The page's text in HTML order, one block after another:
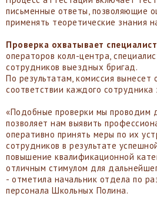
письменные ответы, позволяющие
применять теоретические знания
Проверка охватывает
операторов колл-центра,
сотрудников выездных бригад.
По результатам, комиссия
соответствии каждого
«Подобные проверки мы проводим
позволяет нам выявить
оперативно принять меры по их
сотрудников в результате
повышение квалификационной
отличным стимулом для
- отметила начальник отдела по
персонала Школьных Полина.